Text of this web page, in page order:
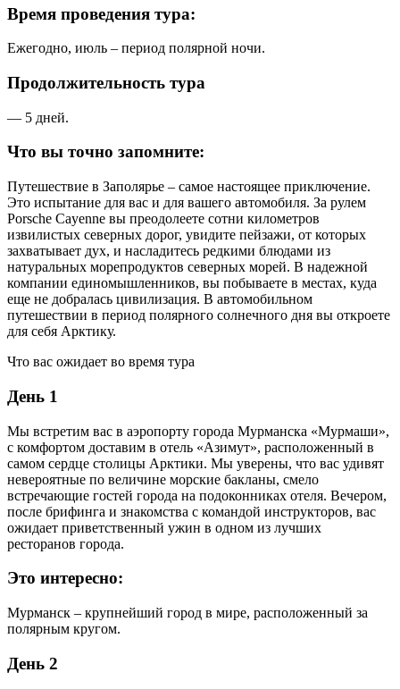
Время проведения тура:
Ежегодно, июль – период полярной ночи.
Продолжительность тура
— 5 дней.
Что вы точно запомните:
Путешествие в Заполярье – самое настоящее приключение.
Это испытание для вас и для вашего автомобиля. За рулем
Porsche Cayenne вы преодолеете сотни километров
извилистых северных дорог, увидите пейзажи, от которых
захватывает дух, и насладитесь редкими блюдами из
натуральных морепродуктов северных морей. В надежной
компании единомышленников, вы побываете в местах, куда
еще не добралась цивилизация. В автомобильном
путешествии в период полярного солнечного дня вы откроете
для себя Арктику.
Что вас ожидает во время тура
День 1
Мы встретим вас в аэропорту города Мурманска «Мурмаши»,
с комфортом доставим в отель «Азимут», расположенный в
самом сердце столицы Арктики. Мы уверены, что вас удивят
невероятные по величине морские бакланы, смело
встречающие гостей города на подоконниках отеля. Вечером,
после брифинга и знакомства с командой инструкторов, вас
ожидает приветственный ужин в одном из лучших
ресторанов города.
Это интересно:
Мурманск – крупнейший город в мире, расположенный за
полярным кругом.
День 2